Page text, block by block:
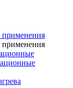
применения
применения